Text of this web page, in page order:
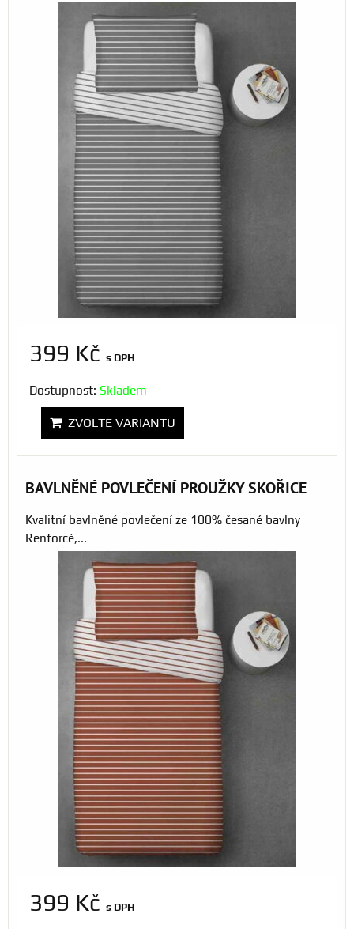
399 Kč s DPH
Dostupnost: Skladem
ZVOLTE VARIANTU
BAVLNĚNÉ POVLEČENÍ PROUŽKY SKOŘICE
Kvalitní bavlněné povlečení ze 100% česané bavlny
Renforcé,...
399 Kč s DPH